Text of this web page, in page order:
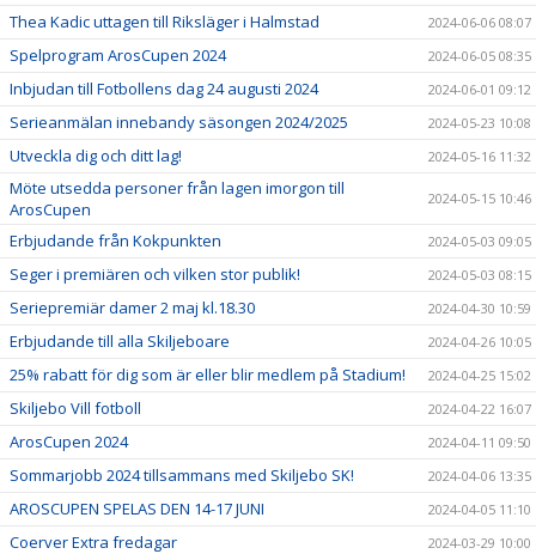
Thea Kadic uttagen till Riksläger i Halmstad 2024-06-06 08:07
Spelprogram ArosCupen 2024 2024-06-05 08:35
Inbjudan till Fotbollens dag 24 augusti 2024 2024-06-01 09:12
Serieanmälan innebandy säsongen 2024/2025 2024-05-23 10:08
Utveckla dig och ditt lag! 2024-05-16 11:32
Möte utsedda personer från lagen imorgon till
ArosCupen
2024-05-15 10:46
Erbjudande från Kokpunkten 2024-05-03 09:05
Seger i premiären och vilken stor publik! 2024-05-03 08:15
Seriepremiär damer 2 maj kl.18.30 2024-04-30 10:59
Erbjudande till alla Skiljeboare 2024-04-26 10:05
25% rabatt för dig som är eller blir medlem på Stadium! 2024-04-25 15:02
Skiljebo Vill fotboll 2024-04-22 16:07
ArosCupen 2024 2024-04-11 09:50
Sommarjobb 2024 tillsammans med Skiljebo SK! 2024-04-06 13:35
AROSCUPEN SPELAS DEN 14-17 JUNI 2024-04-05 11:10
Coerver Extra fredagar 2024-03-29 10:00